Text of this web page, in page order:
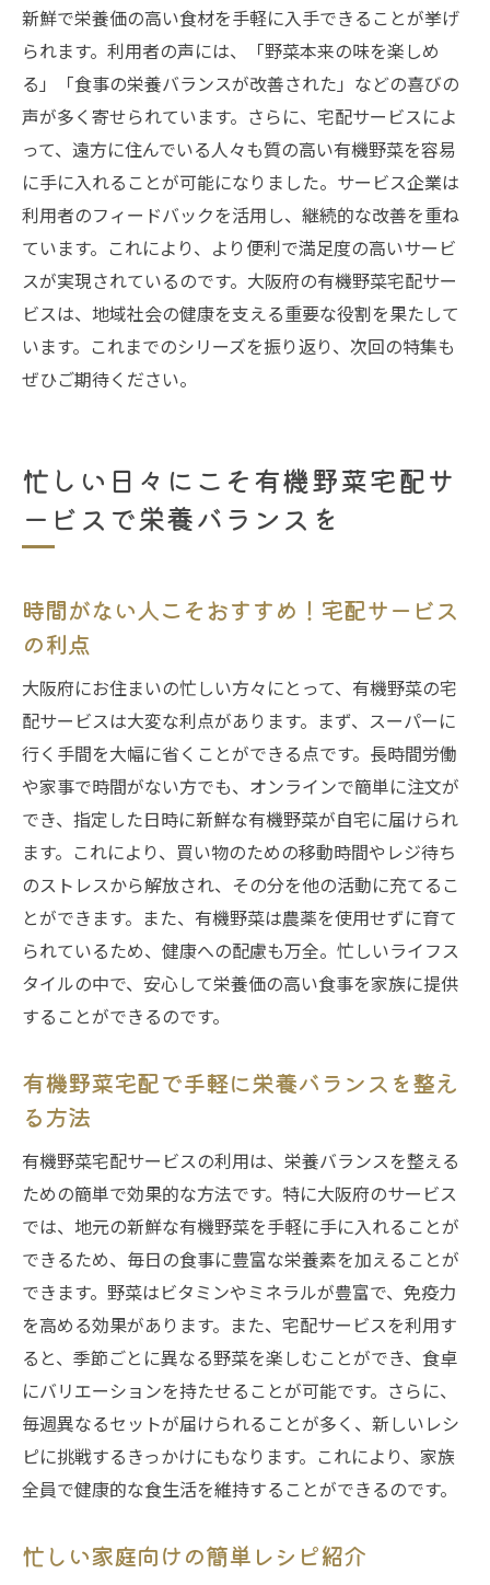
新鮮で栄養価の高い食材を手軽に入手できることが挙げ
られます。利用者の声には、「野菜本来の味を楽しめ
る」「食事の栄養バランスが改善された」などの喜びの
声が多く寄せられています。さらに、宅配サービスによ
って、遠方に住んでいる人々も質の高い有機野菜を容易
に手に入れることが可能になりました。サービス企業は
利用者のフィードバックを活用し、継続的な改善を重ね
ています。これにより、より便利で満足度の高いサービ
スが実現されているのです。大阪府の有機野菜宅配サー
ビスは、地域社会の健康を支える重要な役割を果たして
います。これまでのシリーズを振り返り、次回の特集も
ぜひご期待ください。
忙しい日々にこそ有機野菜宅配サ
ービスで栄養バランスを
時間がない人こそおすすめ！宅配サービス
の利点
大阪府にお住まいの忙しい方々にとって、有機野菜の宅
配サービスは大変な利点があります。まず、スーパーに
行く手間を大幅に省くことができる点です。長時間労働
や家事で時間がない方でも、オンラインで簡単に注文が
でき、指定した日時に新鮮な有機野菜が自宅に届けられ
ます。これにより、買い物のための移動時間やレジ待ち
のストレスから解放され、その分を他の活動に充てるこ
とができます。また、有機野菜は農薬を使用せずに育て
られているため、健康への配慮も万全。忙しいライフス
タイルの中で、安心して栄養価の高い食事を家族に提供
することができるのです。
有機野菜宅配で手軽に栄養バランスを整え
る方法
有機野菜宅配サービスの利用は、栄養バランスを整える
ための簡単で効果的な方法です。特に大阪府のサービス
では、地元の新鮮な有機野菜を手軽に手に入れることが
できるため、毎日の食事に豊富な栄養素を加えることが
できます。野菜はビタミンやミネラルが豊富で、免疫力
を高める効果があります。また、宅配サービスを利用す
ると、季節ごとに異なる野菜を楽しむことができ、食卓
にバリエーションを持たせることが可能です。さらに、
毎週異なるセットが届けられることが多く、新しいレシ
ピに挑戦するきっかけにもなります。これにより、家族
全員で健康的な食生活を維持することができるのです。
忙しい家庭向けの簡単レシピ紹介